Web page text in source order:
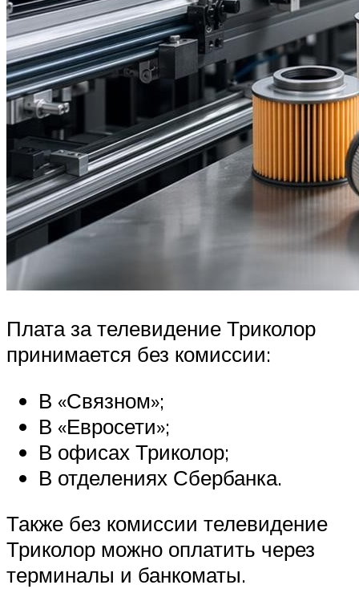
Плата за телевидение Триколор
принимается без комиссии:
В «Связном»;
В «Евросети»;
В офисах Триколор;
В отделениях Сбербанка.
Также без комиссии телевидение
Триколор можно оплатить через
терминалы и банкоматы.